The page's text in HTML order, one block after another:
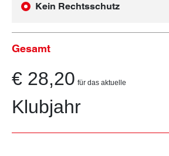
Kein Rechtsschutz
Gesamt
€ 28,20 für das aktuelle
Klubjahr